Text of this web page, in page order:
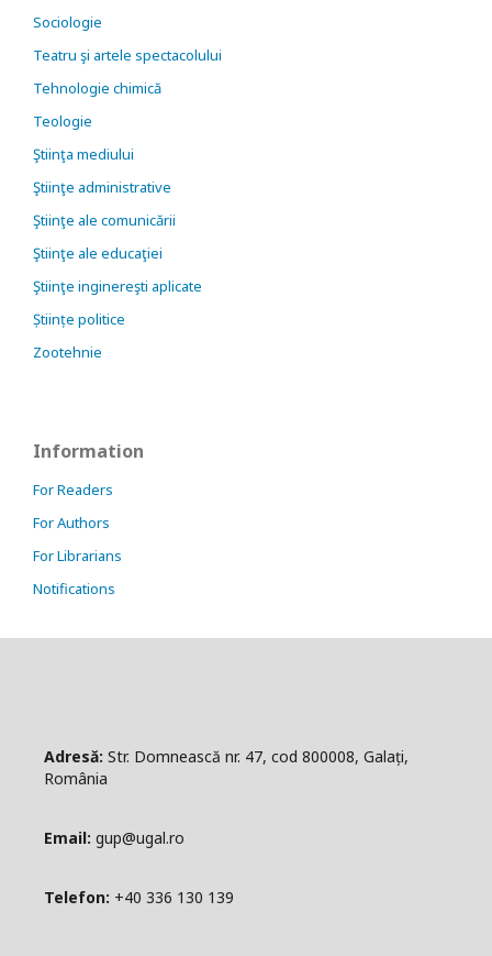
Sociologie
Teatru şi artele spectacolului
Tehnologie chimică
Teologie
Ştiinţa mediului
Ştiinţe administrative
Ştiinţe ale comunicării
Ştiinţe ale educaţiei
Ştiinţe inginereşti aplicate
Științe politice
Zootehnie
Information
For Readers
For Authors
For Librarians
Notifications
Adresă: Str. Domnească nr. 47, cod 800008, Galați,
România
Email: gup@ugal.ro
Telefon: +40 336 130 139